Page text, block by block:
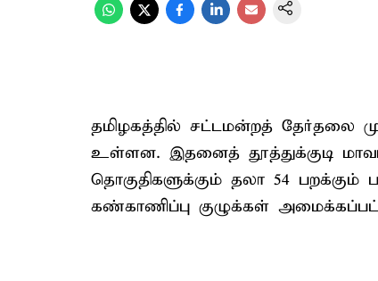
தமிழகத்தில் சட்டமன்றத் தேர்தலை
உள்ளன. இதனைத் தூத்துக்குடி
தொகுதிகளுக்கும் தலா 54
கண்காணிப்பு குழுக்கள்